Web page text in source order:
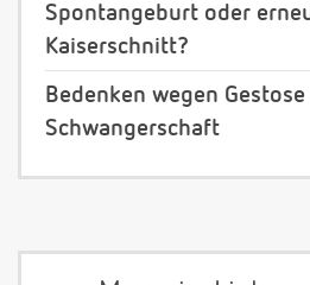
Spontangeburt oder
Kaiserschnitt?
Bedenken wegen
Schwangerschaft